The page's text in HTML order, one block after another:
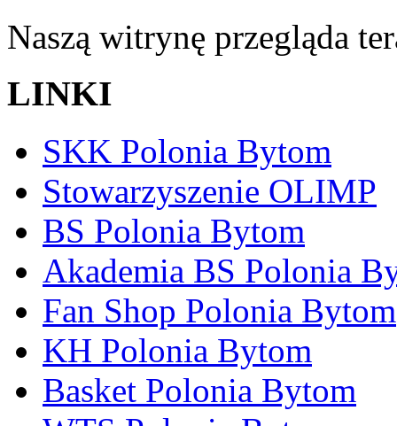
Naszą witrynę przegląda
LINKI
SKK Polonia Bytom
Stowarzyszenie OLIMP
BS Polonia Bytom
Akademia BS Polonia
Fan Shop Polonia Bytom
KH Polonia Bytom
Basket Polonia Bytom